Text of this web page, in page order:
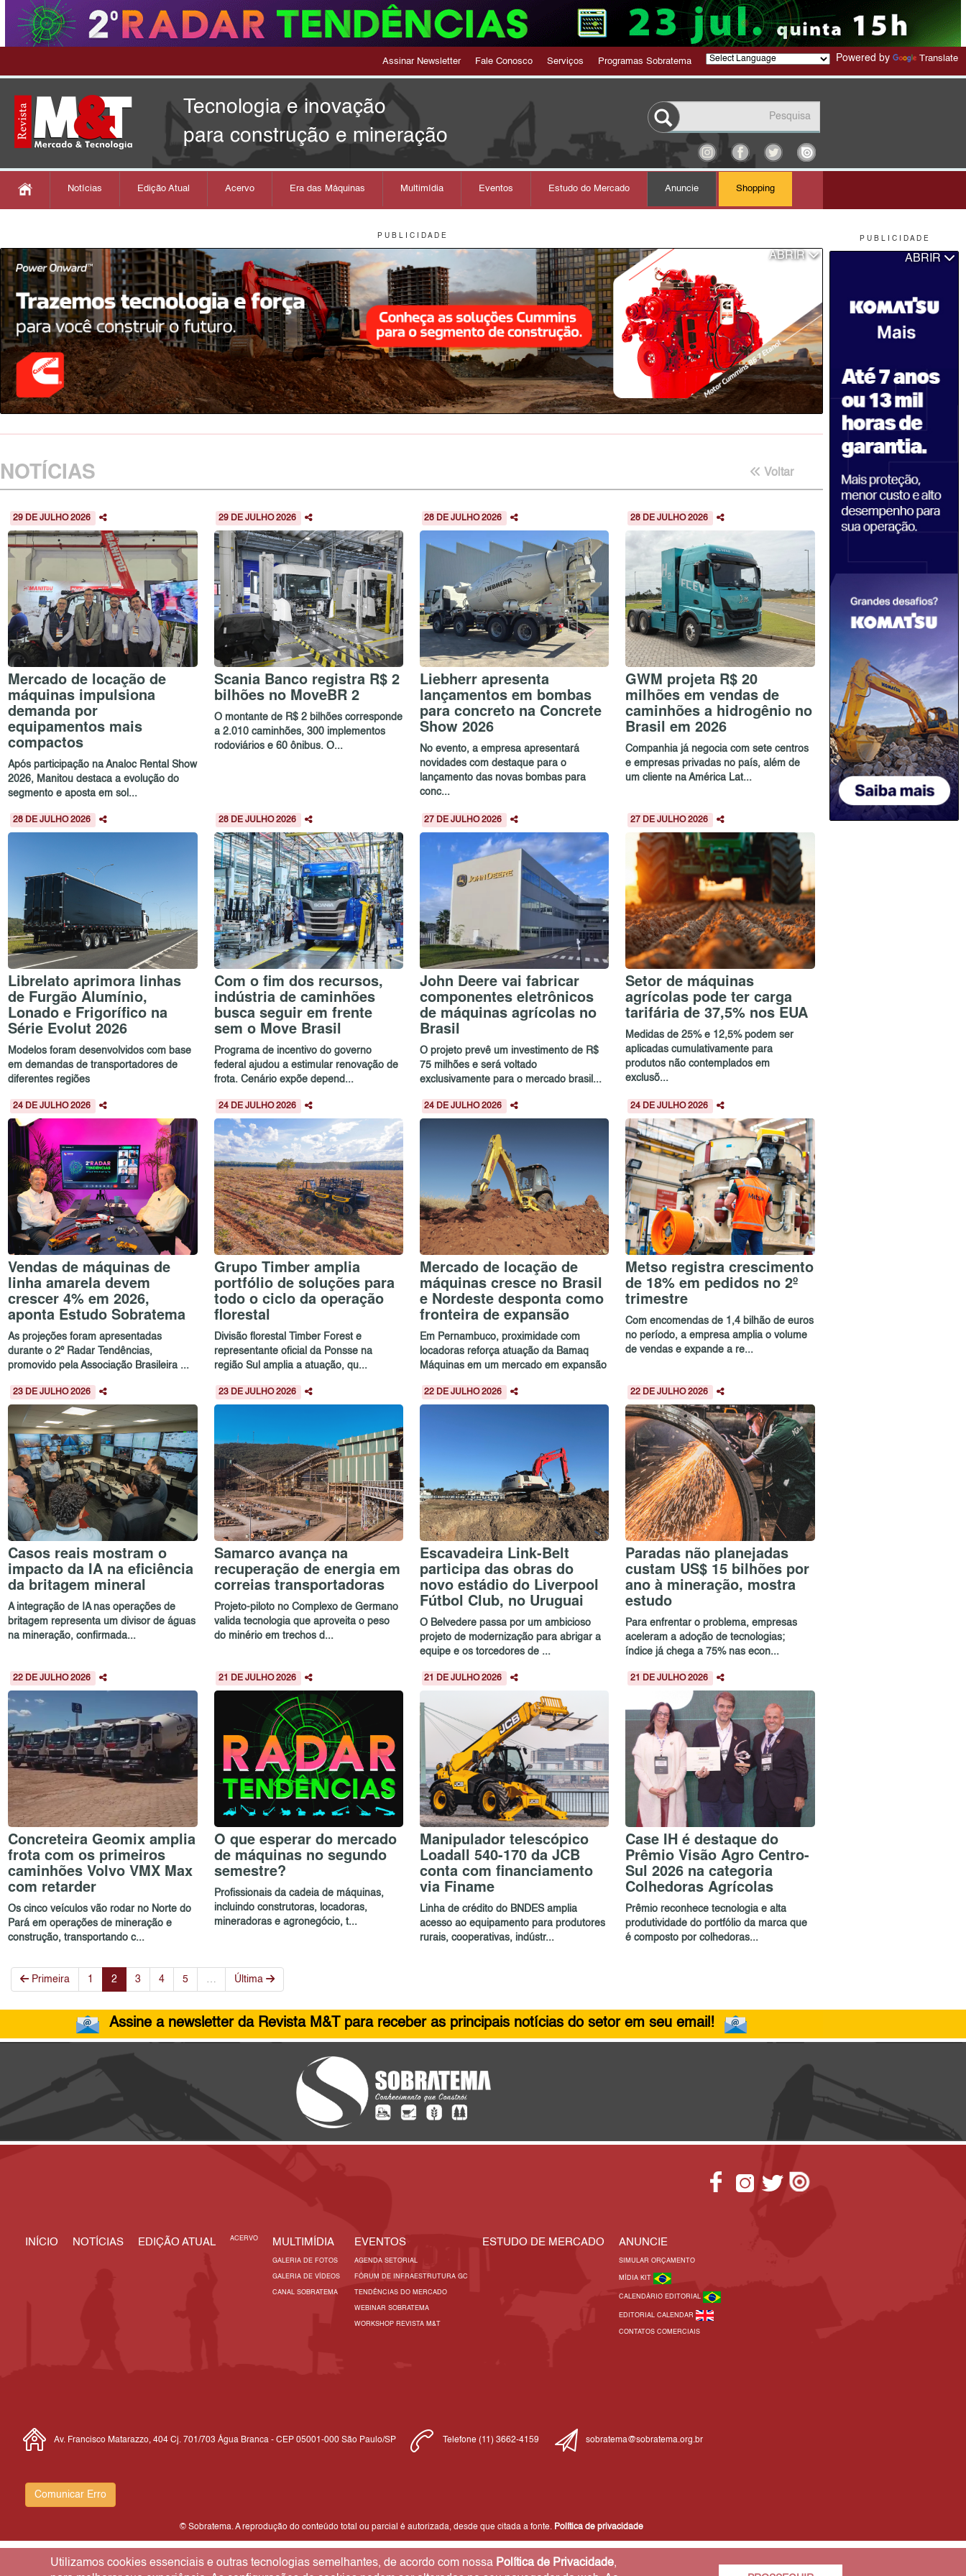
P U B L I C I D A D E
ABRIR
Assinar Newsletter Fale Conosco Serviços Programas Sobratema Powered by Translate
Tecnologia e inovação
para construção e mineração
Notícias Edição Atual Acervo Era das Máquinas Multimídia Eventos Estudo do Mercado Anuncie Shopping
P U B L I C I D A D E
ABRIR
NOTÍCIAS Voltar
29 DE JULHO 2026
Mercado de locação de
máquinas impulsiona
demanda por
equipamentos mais
compactos
Após participação na Analoc Rental Show
2026, Manitou destaca a evolução do
segmento e aposta em sol...
29 DE JULHO 2026
Scania Banco registra R$ 2
bilhões no MoveBR 2
O montante de R$ 2 bilhões corresponde
a 2.010 caminhões, 300 implementos
rodoviários e 60 ônibus. O...
28 DE JULHO 2026
Liebherr apresenta
lançamentos em bombas
para concreto na Concrete
Show 2026
No evento, a empresa apresentará
novidades com destaque para o
lançamento das novas bombas para
conc...
28 DE JULHO 2026
GWM projeta R$ 20
milhões em vendas de
caminhões a hidrogênio no
Brasil em 2026
Companhia já negocia com sete centros
e empresas privadas no país, além de
um cliente na América Lat...
28 DE JULHO 2026
Librelato aprimora linhas
de Furgão Alumínio,
Lonado e Frigorífico na
Série Evolut 2026
Modelos foram desenvolvidos com base
em demandas de transportadores de
diferentes regiões
28 DE JULHO 2026
Com o fim dos recursos,
indústria de caminhões
busca seguir em frente
sem o Move Brasil
Programa de incentivo do governo
federal ajudou a estimular renovação de
frota. Cenário expõe depend...
27 DE JULHO 2026
John Deere vai fabricar
componentes eletrônicos
de máquinas agrícolas no
Brasil
O projeto prevê um investimento de R$
75 milhões e será voltado
exclusivamente para o mercado brasil...
27 DE JULHO 2026
Setor de máquinas
agrícolas pode ter carga
tarifária de 37,5% nos EUA
Medidas de 25% e 12,5% podem ser
aplicadas cumulativamente para
produtos não contemplados em
exclusõ...
24 DE JULHO 2026
Vendas de máquinas de
linha amarela devem
crescer 4% em 2026,
aponta Estudo Sobratema
As projeções foram apresentadas
durante o 2º Radar Tendências,
promovido pela Associação Brasileira ...
24 DE JULHO 2026
Grupo Timber amplia
portfólio de soluções para
todo o ciclo da operação
florestal
Divisão florestal Timber Forest e
representante oficial da Ponsse na
região Sul amplia a atuação, qu...
24 DE JULHO 2026
Mercado de locação de
máquinas cresce no Brasil
e Nordeste desponta como
fronteira de expansão
Em Pernambuco, proximidade com
locadoras reforça atuação da Bamaq
Máquinas em um mercado em expansão
24 DE JULHO 2026
Metso registra crescimento
de 18% em pedidos no 2º
trimestre
Com encomendas de 1,4 bilhão de euros
no período, a empresa amplia o volume
de vendas e expande a re...
23 DE JULHO 2026
Casos reais mostram o
impacto da IA na eficiência
da britagem mineral
A integração de IA nas operações de
britagem representa um divisor de águas
na mineração, confirmada...
23 DE JULHO 2026
Samarco avança na
recuperação de energia em
correias transportadoras
Projeto-piloto no Complexo de Germano
valida tecnologia que aproveita o peso
do minério em trechos d...
22 DE JULHO 2026
Escavadeira Link-Belt
participa das obras do
novo estádio do Liverpool
Fútbol Club, no Uruguai
O Belvedere passa por um ambicioso
projeto de modernização para abrigar a
equipe e os torcedores de ...
22 DE JULHO 2026
Paradas não planejadas
custam US$ 15 bilhões por
ano à mineração, mostra
estudo
Para enfrentar o problema, empresas
aceleram a adoção de tecnologias;
índice já chega a 75% nas econ...
22 DE JULHO 2026
Concreteira Geomix amplia
frota com os primeiros
caminhões Volvo VMX Max
com retarder
Os cinco veículos vão rodar no Norte do
Pará em operações de mineração e
construção, transportando c...
21 DE JULHO 2026
O que esperar do mercado
de máquinas no segundo
semestre?
Profissionais da cadeia de máquinas,
incluindo construtoras, locadoras,
mineradoras e agronegócio, t...
21 DE JULHO 2026
Manipulador telescópico
Loadall 540-170 da JCB
conta com financiamento
via Finame
Linha de crédito do BNDES amplia
acesso ao equipamento para produtores
rurais, cooperativas, indústr...
21 DE JULHO 2026
Case IH é destaque do
Prêmio Visão Agro Centro-
Sul 2026 na categoria
Colhedoras Agrícolas
Prêmio reconhece tecnologia e alta
produtividade do portfólio da marca que
é composto por colhedoras...
Primeira 1 2 3 4 5 … Última
Assine a newsletter da Revista M&T para receber as principais notícias do setor em seu email!
INÍCIO NOTÍCIAS EDIÇÃO ATUAL ACERVO MULTIMÍDIA
GALERIA DE FOTOS
GALERIA DE VÍDEOS
CANAL SOBRATEMA
EVENTOS
AGENDA SETORIAL
FÓRUM DE INFRAESTRUTURA GC
TENDÊNCIAS DO MERCADO
WEBINAR SOBRATEMA
WORKSHOP REVISTA M&T
ESTUDO DE MERCADO ANUNCIE
SIMULAR ORÇAMENTO
MÍDIA KIT
CALENDÁRIO EDITORIAL
EDITORIAL CALENDAR
CONTATOS COMERCIAIS
Av. Francisco Matarazzo, 404 Cj. 701/703 Água Branca - CEP 05001-000 São Paulo/SP Telefone (11) 3662-4159 sobratema@sobratema.org.br
Comunicar Erro
© Sobratema. A reprodução do conteúdo total ou parcial é autorizada, desde que citada a fonte. Política de privacidade
Utilizamos cookies essenciais e outras tecnologias semelhantes, de acordo com nossa Política de Privacidade,